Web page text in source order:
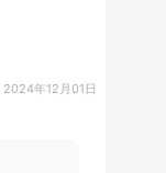
2024年12月01日